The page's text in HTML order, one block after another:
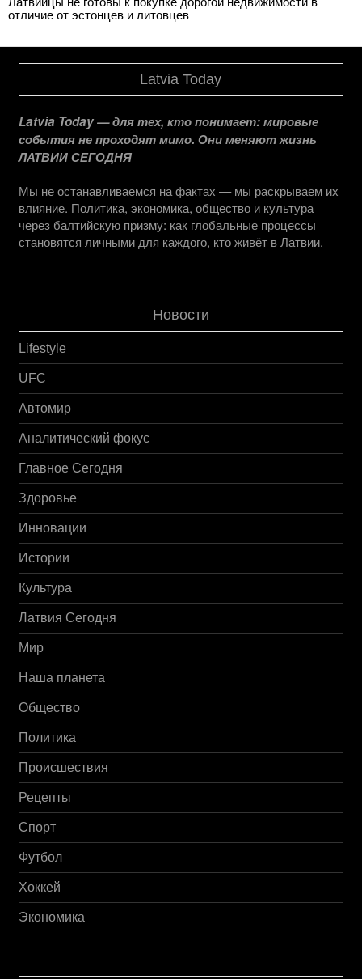
отличие от эстонцев и литовцев
Latvia Today
Latvia Today — для тех, кто понимает: мировые
события не проходят мимо. Они меняют жизнь
ЛАТВИИ СЕГОДНЯ
Мы не останавливаемся на фактах — мы раскрываем их
влияние. Политика, экономика, общество и культура
через балтийскую призму: как глобальные процессы
становятся личными для каждого, кто живёт в Латвии.
Новости
Lifestyle
UFC
Автомир
Аналитический фокус
Главное Сегодня
Здоровье
Инновации
Истории
Культура
Латвия Сегодня
Мир
Наша планета
Общество
Политика
Происшествия
Рецепты
Спорт
Футбол
Хоккей
Экономика